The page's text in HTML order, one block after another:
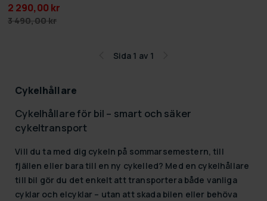
2 290,00 kr
3 490,00 kr
Sida 1 av 1
Cykelhållare
Cykelhållare för bil – smart och säker
cykeltransport
Vill du ta med dig cykeln på sommarsemestern, till
fjällen eller bara till en ny cykelled? Med en cykelhållare
till bil gör du det enkelt att transportera både vanliga
cyklar och elcyklar – utan att skada bilen eller behöva